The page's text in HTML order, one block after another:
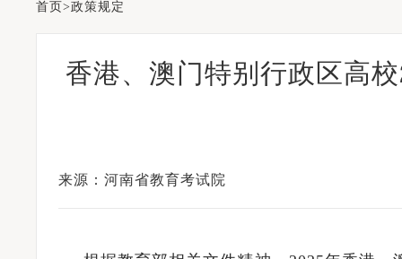
首页>政策规定
香港、澳门特别行政区高
来源：河南省教育考试院